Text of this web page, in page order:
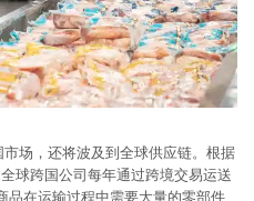
场，还将波及到全球供应链。根据
球跨国公司每年通过跨境交易运送
在运输过程中需要大量的零部件